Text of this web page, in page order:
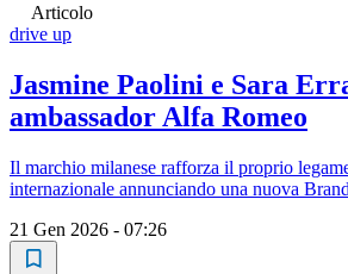
Articolo
drive up
Jasmine Paolini e Sara
ambassador Alfa Romeo
Il marchio milanese rafforza il proprio
internazionale annunciando una nuova
21 Gen 2026 - 07:26